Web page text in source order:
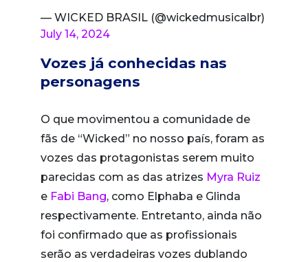
— WICKED BRASIL (@wickedmusicalbr)
July 14, 2024
Vozes já conhecidas nas
personagens
O que movimentou a comunidade de
fãs de “Wicked” no nosso país, foram as
vozes das protagonistas serem muito
parecidas com as das atrizes Myra Ruiz
e Fabi Bang, como Elphaba e Glinda
respectivamente. Entretanto, ainda não
foi confirmado que as profissionais
serão as verdadeiras vozes dublando